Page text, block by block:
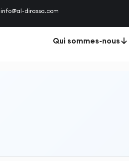
info@al-dirassa.com
Qui sommes-nous